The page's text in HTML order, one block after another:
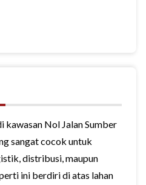
kawasan Nol Jalan Sumber
sangat cocok untuk
distribusi, maupun
ini berdiri di atas lahan